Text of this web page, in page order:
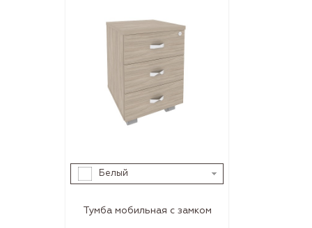
Белый
Тумба мобильная с замком